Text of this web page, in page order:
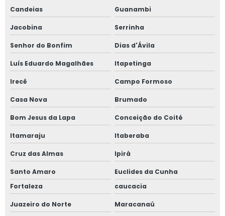
Candeias Guanambi
Jacobina Serrinha
Senhor do Bonfim Dias d'Ávila
Luís Eduardo Magalhães Itapetinga
Irecê Campo Formoso
Casa Nova Brumado
Bom Jesus da Lapa Conceição do Coité
Itamaraju Itaberaba
Cruz das Almas Ipirá
Santo Amaro
Euclides da Cunha
Fortaleza
caucacia
Juazeiro do Norte Maracanaú